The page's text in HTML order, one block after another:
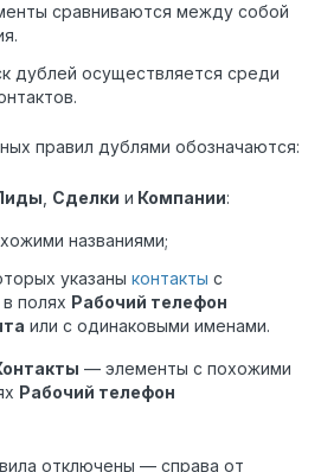
сравниваются между собой
дублей осуществляется среди
правил дублями обозначаются:
Сделки и Компании:
названиями;
указаны контакты с
полях Рабочий телефон
или с одинаковыми именами.
— элементы с похожими
Рабочий телефон
отключены — справа от